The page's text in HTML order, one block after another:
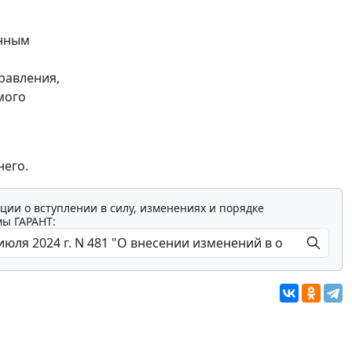
о вступлении в силу, изменениях и порядке
ГАРАНТ: